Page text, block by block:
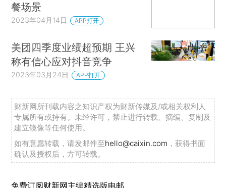
餐场景
2023年04月14日 APP打开
美团四季度业绩超预期 王兴
称有信心应对抖音竞争
2023年03月24日 APP打开
财新网所刊载内容之知识产权为财新传媒及/或相关权利人
专属所有或持有。未经许可，禁止进行转载、摘编、复制及
建立镜像等任何使用。
如有意愿转载，请发邮件至hello@caixin.com ，获得书面
确认及授权后，方可转载。
免费订阅财新网主编精选版电邮